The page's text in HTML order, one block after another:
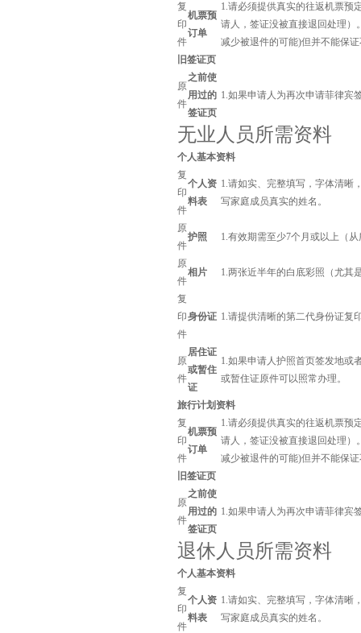
复
印
件
机票预
订单
1.请必须提供真实的往返机票预
请人，签证没被直接退回处理
减少被退件的可能)但并不能保
旧签证页
原
件
之前使
用过的
签证页
1.如果申请人为再次申请菲律宾
无业人员所需资料
个人基本资料
复
印
件
个人资
料表
1.请如实、完整填写，字体清晰
写家庭成员真实的姓名。
原
件
护照 1.有效期需至少7个月或以上（
原
件
相片 1.两张近半年的白底彩照（尤其
复
印
件
身份证 1.请提供清晰的第二代身份证复
原
件
居住证
或暂住
证
1.如果申请人护照首页签发地或
或暂住证原件可以照常办理。
旅行计划资料
复
印
件
机票预
订单
1.请必须提供真实的往返机票预
请人，签证没被直接退回处理
减少被退件的可能)但并不能保
旧签证页
原
件
之前使
用过的
签证页
1.如果申请人为再次申请菲律宾
退休人员所需资料
个人基本资料
复
印
件
个人资
料表
1.请如实、完整填写，字体清晰
写家庭成员真实的姓名。